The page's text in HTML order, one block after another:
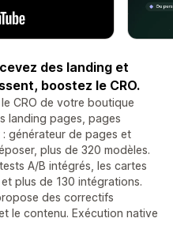
des landing et
boostez le CRO.
CRO de votre boutique
landing pages, pages
générateur de pages et
plus de 320 modèles.
A/B intégrés, les cartes
plus de 130 intégrations.
des correctifs
le contenu. Exécution native